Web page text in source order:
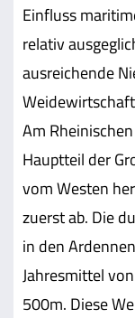
Einfluss
relativ
ausreichende
Am
Hauptteil der
vom Westen
zuerst ab. Die
in den
Jahresmittel
500m. Diese